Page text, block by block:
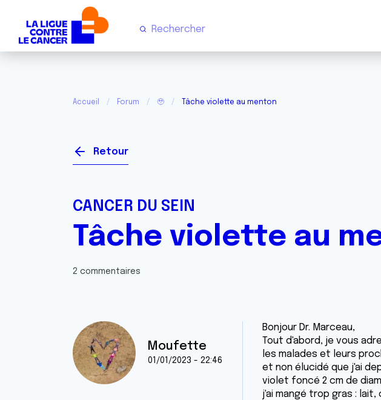
Accueil Forum 🥹 Tâche violette au menton
Retour
CANCER DU SEIN
Tâche violette au
2 commentaires
Moufette
01/01/2023 - 22:46
Bonjour Dr. Marceau,
Tout d'abord, je vous
les malades et leurs
et non élucidé que j'ai
violet foncé 2 cm de
j'ai mangé trop gras :